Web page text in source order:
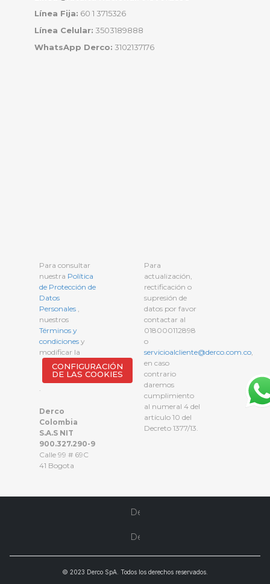
Línea Fija: 60 1 3715326
Línea Celular: 3503189888
WhatsApp Derco: 3102137176
Para consultar
nuestra Política
de Protección de
Datos
Personales
nuestros
Términos y
condiciones y
modificar la
CONFIGURACIÓN
DE LAS COOKIES
Derco
Colombia
S.A.S NIT
900.327.290-9
Calle 99 # 69C
41 Bogota
Para
actualización,
rectificación o
supresión de
datos por favor
contactar al
018000112898
o
servicioalcliente@derco.com.co
en caso
contrario
daremos
cumplimiento
al numeral 4 del
artículo 10 del
Decreto 1377/13.
© 2023 Derco SpA. Todos los derechos reservados.